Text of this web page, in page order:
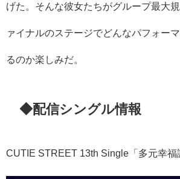
げた。そんな彼女たちがグループ最大
ァイナルのステージでどんなパフォー
るのか楽しみだ。
◆配信シングル情報
CUTIE STREET 13th Single「多元幸福